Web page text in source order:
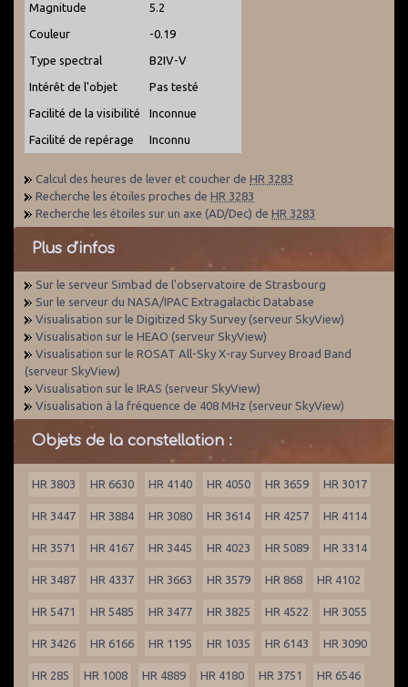
Magnitude 5.2
Couleur -0.19
Type spectral B2IV-V
Intérêt de l'objet Pas testé
Facilité de la visibilité Inconnue
Facilité de repérage Inconnu
Calcul des heures de lever et coucher de HR 3283
Recherche les étoiles proches de HR 3283
Recherche les étoiles sur un axe (AD/Dec) de HR 3283
Plus d'infos
Sur le serveur Simbad de l'observatoire de Strasbourg
Sur le serveur du NASA/IPAC Extragalactic Database
Visualisation sur le Digitized Sky Survey (serveur SkyView)
Visualisation sur le HEAO (serveur SkyView)
Visualisation sur le ROSAT All-Sky X-ray Survey Broad Band
(serveur SkyView)
Visualisation sur le IRAS (serveur SkyView)
Visualisation à la fréquence de 408 MHz (serveur SkyView)
Objets de la constellation :
HR 3803 HR 6630 HR 4140 HR 4050 HR 3659 HR 3017
HR 3447 HR 3884 HR 3080 HR 3614 HR 4257 HR 4114
HR 3571 HR 4167 HR 3445 HR 4023 HR 5089 HR 3314
HR 3487 HR 4337 HR 3663 HR 3579 HR 868 HR 4102
HR 5471 HR 5485 HR 3477 HR 3825 HR 4522 HR 3055
HR 3426 HR 6166 HR 1195 HR 1035 HR 6143 HR 3090
HR 285 HR 1008 HR 4889 HR 4180 HR 3751 HR 6546